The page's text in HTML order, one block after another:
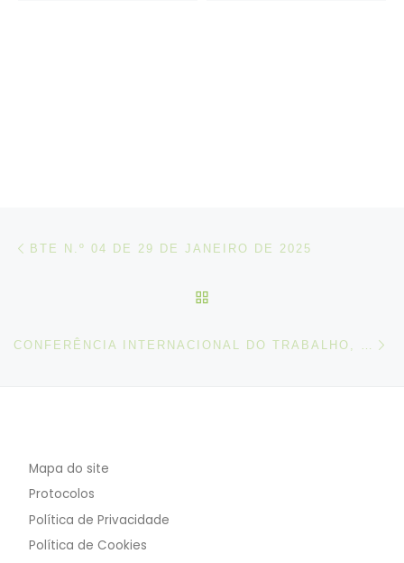
Post navigation
BTE N.º 04 DE 29 DE JANEIRO DE 2025
Mapa do site
Protocolos
Política de Privacidade
Política de Cookies